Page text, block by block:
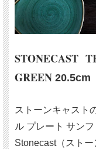
STONECAST
GREEN 20.5cm
ストーンキャスト
ル プレート サン
Stonecast（スト